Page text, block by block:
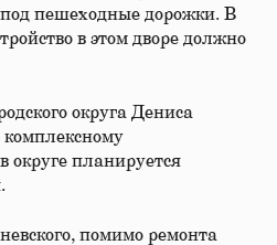
под пешеходные дорожки. В
в этом дворе должно
округа Дениса
комплексному
округе планируется
помимо ремонта